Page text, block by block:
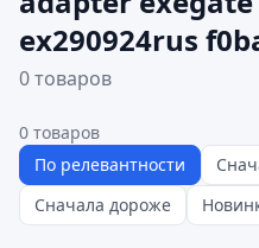
ex290924rus
0 товаров
0 товаров
По релевантности
Сначала дороже